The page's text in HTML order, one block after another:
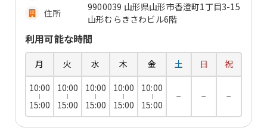
住所
9900039 山形県山形市香澄町1丁目3-15
山形むらきさわビル6階
利用可能な時間
月 火 水 木 金 土 日
祝
10:00
15:00
10:00
15:00
10:00
15:00
10:00
15:00
10:00
15:00
− − −